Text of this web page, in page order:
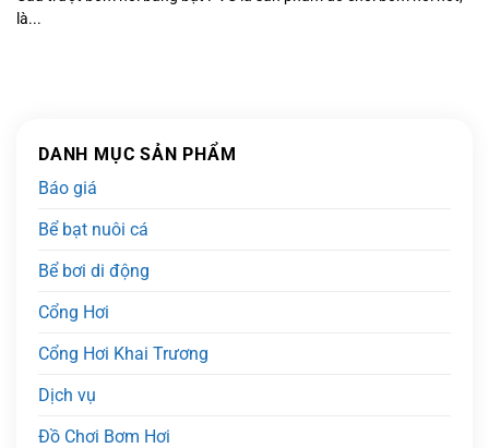
là...
DANH MỤC SẢN PHẨM
Báo giá
Bể bạt nuôi cá
Bể bơi di động
Cổng Hơi
Cổng Hơi Khai Trương
Dịch vụ
Đồ Chơi Bơm Hơi